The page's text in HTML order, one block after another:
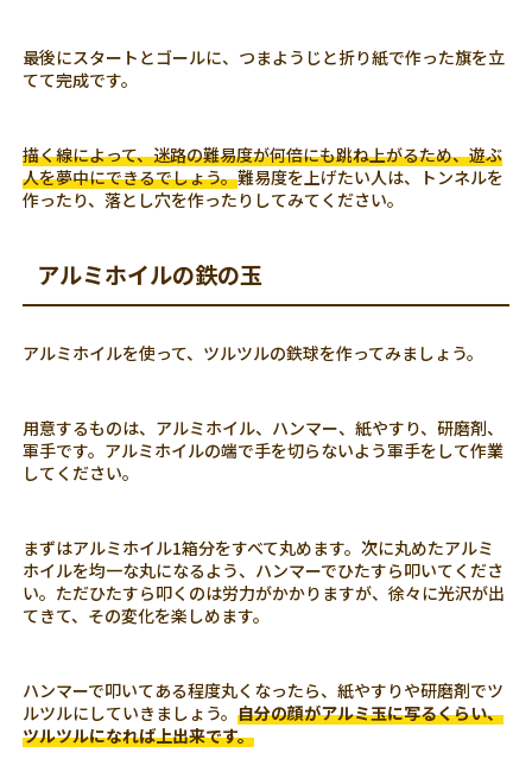
最後にスタートとゴールに、つまようじと折り紙で作った旗を立
てて完成です。
描く線によって、迷路の難易度が何倍にも跳ね上がるため、遊ぶ
人を夢中にできるでしょう。難易度を上げたい人は、トンネルを
作ったり、落とし穴を作ったりしてみてください。
アルミホイルの鉄の玉
アルミホイルを使って、ツルツルの鉄球を作ってみましょう。
用意するものは、アルミホイル、ハンマー、紙やすり、研磨剤、
軍手です。アルミホイルの端で手を切らないよう軍手をして作業
してください。
まずはアルミホイル1箱分をすべて丸めます。次に丸めたアルミ
ホイルを均一な丸になるよう、ハンマーでひたすら叩いてくださ
い。ただひたすら叩くのは労力がかかりますが、徐々に光沢が出
てきて、その変化を楽しめます。
ハンマーで叩いてある程度丸くなったら、紙やすりや研磨剤でツ
ルツルにしていきましょう。自分の顔がアルミ玉に写るくらい、
ツルツルになれば上出来です。